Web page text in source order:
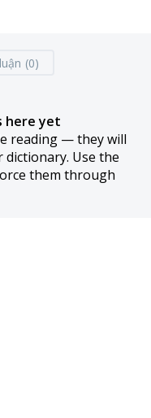
(0)
here yet
reading — they will
dictionary. Use the
them through